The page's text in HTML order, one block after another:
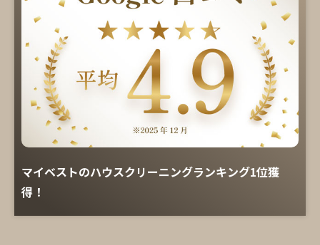
マイベストのハウスクリーニングランキング1位獲
得！